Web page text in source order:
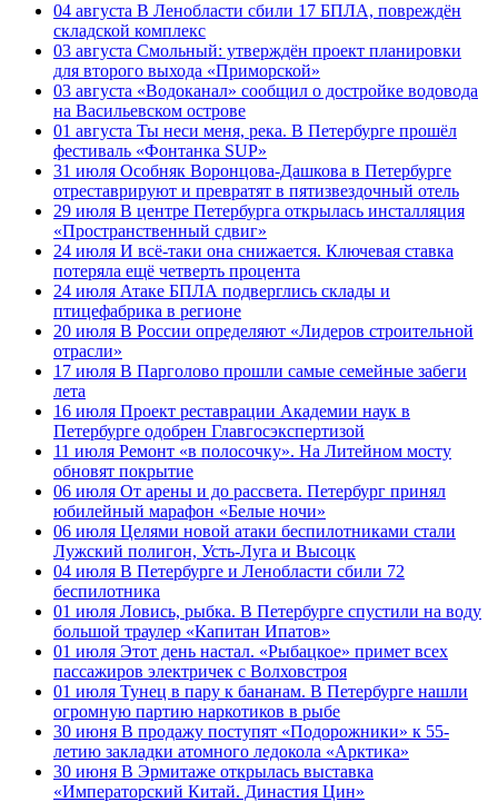
04 августа В Ленобласти сбили 17 БПЛА, повреждён
складской комплекс
03 августа Смольный: утверждён проект планировки
для второго выхода «Приморской»
03 августа «Водоканал» сообщил о достройке водовода
на Васильевском острове
01 августа Ты неси меня, река. В Петербурге прошёл
фестиваль «Фонтанка SUP»
31 июля Особняк Воронцова-Дашкова в Петербурге
отреставрируют и превратят в пятизвездочный отель
29 июля В центре Петербурга открылась инсталляция
«Пространственный сдвиг»
24 июля И всё-таки она снижается. Ключевая ставка
потеряла ещё четверть процента
24 июля Атаке БПЛА подверглись склады и
птицефабрика в регионе
20 июля В России определяют «Лидеров строительной
отрасли»
17 июля В Парголово прошли самые семейные забеги
лета
16 июля Проект реставрации Академии наук в
Петербурге одобрен Главгосэкспертизой
11 июля Ремонт «в полосочку». На Литейном мосту
обновят покрытие
06 июля От арены и до рассвета. Петербург принял
юбилейный марафон «Белые ночи»
06 июля Целями новой атаки беспилотниками стали
Лужский полигон, Усть-Луга и Высоцк
04 июля В Петербурге и Ленобласти сбили 72
беспилотника
01 июля Ловись, рыбка. В Петербурге спустили на воду
большой траулер «Капитан Ипатов»
01 июля Этот день настал. «Рыбацкое» примет всех
пассажиров электричек с Волховстроя
01 июля Тунец в пару к бананам. В Петербурге нашли
огромную партию наркотиков в рыбе
30 июня В продажу поступят «Подорожники» к 55-
летию закладки атомного ледокола «Арктика»
30 июня В Эрмитаже открылась выставка
«Императорский Китай. Династия Цин»